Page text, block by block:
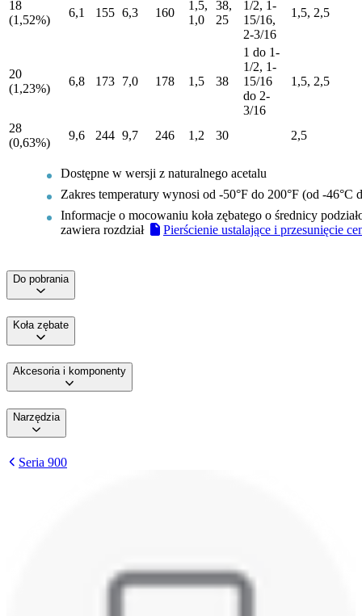
18
(1,52%)
6,1 155 6,3 160
1,5,
1,0
38,
25
1/2, 1-
15/16,
2-3/16
1,5, 2,5
20
(1,23%)
6,8 173 7,0 178 1,5 38
1 do 1-
1/2, 1-
15/16
do 2-
3/16
1,5, 2,5
28
(0,63%)
9,6 244 9,7 246 1,2 30 2,5
Dostępne w wersji z naturalnego acetalu
Zakres temperatury wynosi od -50°F do 200°F (od -46°C
Informacje o mocowaniu koła zębatego o średnicy
zawiera rozdział
Pierścienie ustalające i przesunięcie
Do pobrania
Koła zębate
Akcesoria i komponenty
Narzędzia
Seria 900